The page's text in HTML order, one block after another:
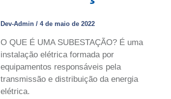
Dev-Admin / 4 de maio de 2022
O QUE É UMA SUBESTAÇÃO? É uma
instalação elétrica formada por
equipamentos responsáveis pela
transmissão e distribuição da energia
elétrica.